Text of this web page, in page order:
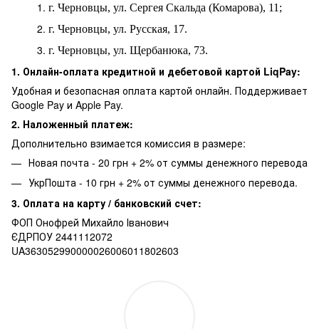
г. Черновцы, ул. Сергея Скальда (Комарова), 11;
г. Черновцы, ул. Русская, 17.
г. Черновцы, ул. Щербанюка, 73.
1. Онлайн-оплата кредитной и дебетовой картой LiqPay:
Удобная и безопасная оплата картой онлайн. Поддерживает
Google Pay и Apple Pay.
2. Наложенный платеж:
Дополнительно взимается комиссия в размере:
Новая почта - 20 грн + 2% от суммы денежного перевода
УкрПошта - 10 грн + 2% от суммы денежного перевода.
3. Оплата на карту / банковский счет:
ФОП Онофрей Михайло Іванович
ЄДРПОУ 2441112072
UA363052990000026006011802603